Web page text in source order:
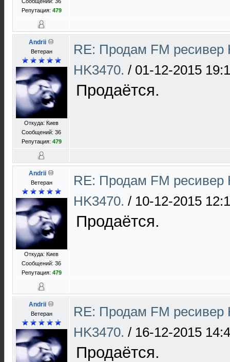
Репутация: 479
Andrii
Ветеран
Откуда: Киев
Сообщений: 36
Репутация: 479
RE: Продам FM ресивер
HK3470. / 01-12-2015
Продаётся.
Andrii
Ветеран
Откуда: Киев
Сообщений: 36
Репутация: 479
RE: Продам FM ресивер
HK3470. / 10-12-2015
Продаётся.
Andrii
Ветеран
RE: Продам FM ресивер
HK3470. / 16-12-2015
Продаётся.